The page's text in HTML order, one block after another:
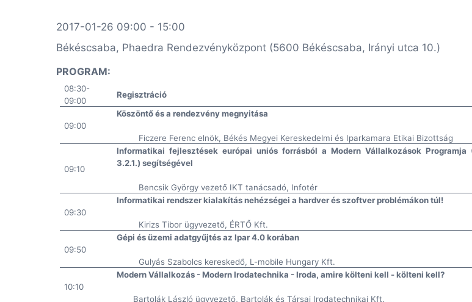
2017-01-26 09:00 - 15:00
Békéscsaba, Phaedra Rendezvényközpont (5600 Békéscsaba, Irányi utca 10.)
PROGRAM:
08:30-
09:00
Regisztráció
09:00
Köszöntő és a rendezvény megnyitása
Ficzere Ferenc elnök, Békés Megyei Kereskedelmi és Iparkamara Etikai Bizottság
09:10
Informatikai fejlesztések európai uniós forrásból a Modern Vállalkozások Programja
3.2.1.) segítségével
Bencsik György vezető IKT tanácsadó, Infotér
09:30
Informatikai rendszer kialakítás nehézségei a hardver és szoftver problémákon túl!
Kirizs Tibor ügyvezető, ÉRTŐ Kft.
09:50
Gépi és üzemi adatgyűjtés az Ipar 4.0 korában
Gulyás Szabolcs kereskedő, L-mobile Hungary Kft.
10:10
Modern Vállalkozás - Modern Irodatechnika - Iroda, amire költeni kell - költeni kell?
Bartolák László ügyvezető, Bartolák és Társai Irodatechnikai Kft.